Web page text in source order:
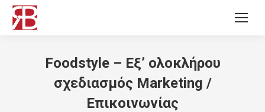
Foodstyle – Εξ’ ολοκλήρου
σχεδιασμός Marketing /
Επικοινωνίας